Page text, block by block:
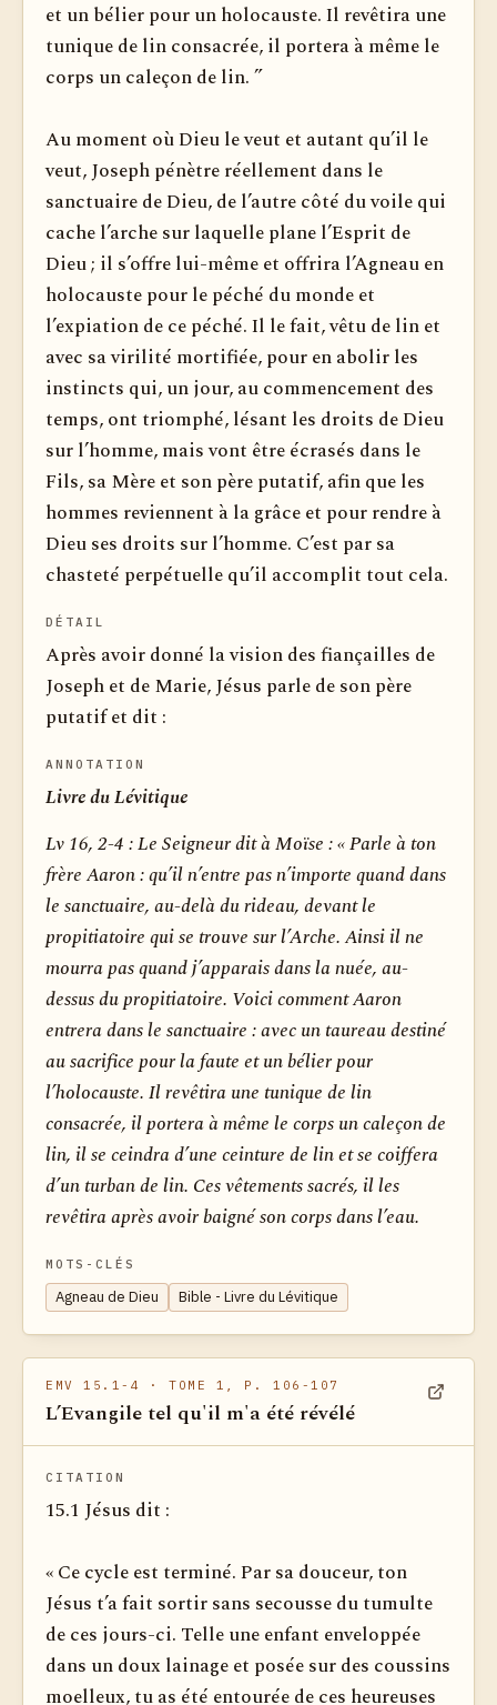
et un bélier pour un holocauste. Il revêtira une
tunique de lin consacrée, il portera à même le
corps un caleçon de lin. ”
Au moment où Dieu le veut et autant qu’il le
veut, Joseph pénètre réellement dans le
sanctuaire de Dieu, de l’autre côté du voile qui
cache l’arche sur laquelle plane l’Esprit de
Dieu ; il s’offre lui-même et offrira l’Agneau en
holocauste pour le péché du monde et
l’expiation de ce péché. Il le fait, vêtu de lin et
avec sa virilité mortifiée, pour en abolir les
instincts qui, un jour, au commencement des
temps, ont triomphé, lésant les droits de Dieu
sur l’homme, mais vont être écrasés dans le
Fils, sa Mère et son père putatif, afin que les
hommes reviennent à la grâce et pour rendre à
Dieu ses droits sur l’homme. C’est par sa
chasteté perpétuelle qu’il accomplit tout cela.
DÉTAIL
Après avoir donné la vision des fiançailles de
Joseph et de Marie, Jésus parle de son père
putatif et dit :
ANNOTATION
Livre du Lévitique
Lv 16, 2-4 :Le Seigneur dit à Moïse : « Parle à ton
frère Aaron : qu’il n’entre pas n’importe quand dans
le sanctuaire, au-delà du rideau, devant le
propitiatoire qui se trouve sur l’Arche. Ainsi il ne
mourra pas quand j’apparais dans la nuée, au-
dessus du propitiatoire. Voici comment Aaron
entrera dans le sanctuaire : avec un taureau destiné
au sacrifice pour la faute et un bélier pour
l’holocauste. Il revêtira une tunique de lin
consacrée, il portera à même le corps un caleçon de
lin, il se ceindra d’une ceinture de lin et se coiffera
d’un turban de lin. Ces vêtements sacrés, il les
revêtira après avoir baigné son corps dans l’eau.
MOTS-CLÉS
Agneau de Dieu Bible - Livre du Lévitique
EMV 15.1-4 · TOME 1, P. 106-107
L’Evangile tel qu'il m'a été révélé
CITATION
15.1 Jésus dit :
« Ce cycle est terminé. Par sa douceur, ton
Jésus t’a fait sortir sans secousse du tumulte
de ces jours-ci. Telle une enfant enveloppée
dans un doux lainage et posée sur des coussins
moelleux, tu as été entourée de ces heureuses